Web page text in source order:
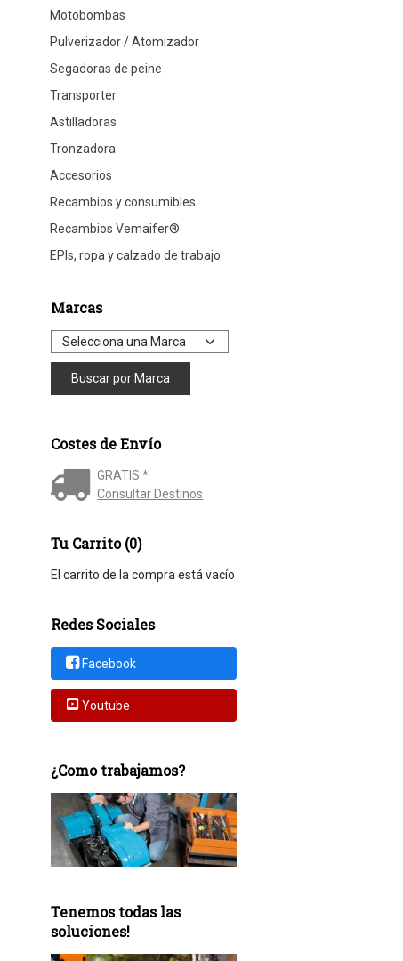
Motobombas
Pulverizador / Atomizador
Segadoras de peine
Transporter
Astilladoras
Tronzadora
Accesorios
Recambios y consumibles
Recambios Vemaifer®
EPIs, ropa y calzado de trabajo
Marcas
Costes de Envío
GRATIS *
Consultar Destinos
Tu Carrito (0)
El carrito de la compra está vacío
Redes Sociales
Facebook
Youtube
¿Como trabajamos?
Tenemos todas las
soluciones!